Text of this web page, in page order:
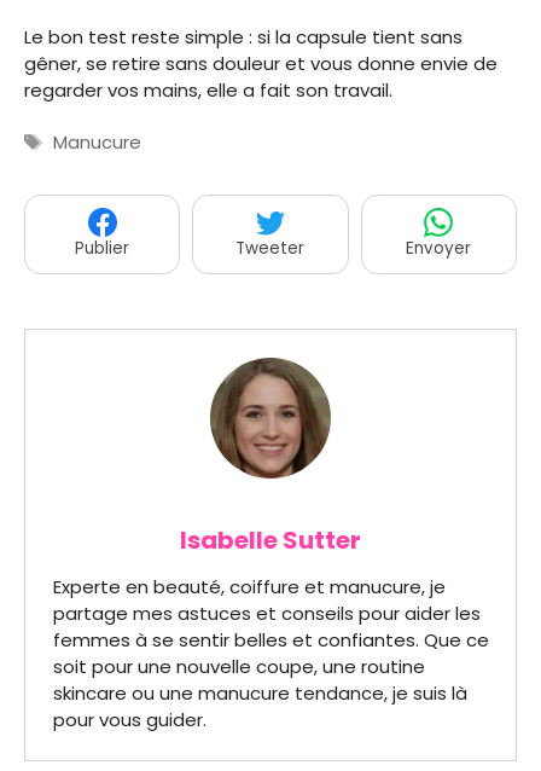
Le bon test reste simple : si la capsule tient sans
gêner, se retire sans douleur et vous donne envie de
regarder vos mains, elle a fait son travail.
Étiquettes
Manucure
Publier Tweeter Envoyer
Isabelle Sutter
Experte en beauté, coiffure et manucure, je
partage mes astuces et conseils pour aider les
femmes à se sentir belles et confiantes. Que ce
soit pour une nouvelle coupe, une routine
skincare ou une manucure tendance, je suis là
pour vous guider.